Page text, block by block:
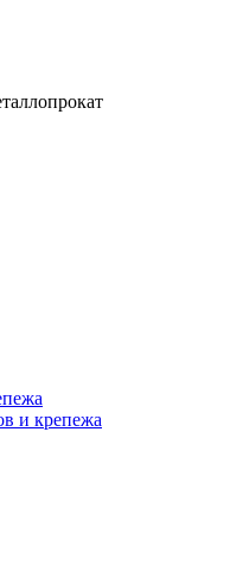
и крепежа